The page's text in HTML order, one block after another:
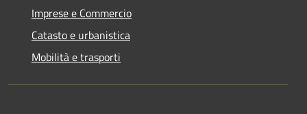
Imprese e Commercio
Catasto e urbanistica
Mobilità e trasporti